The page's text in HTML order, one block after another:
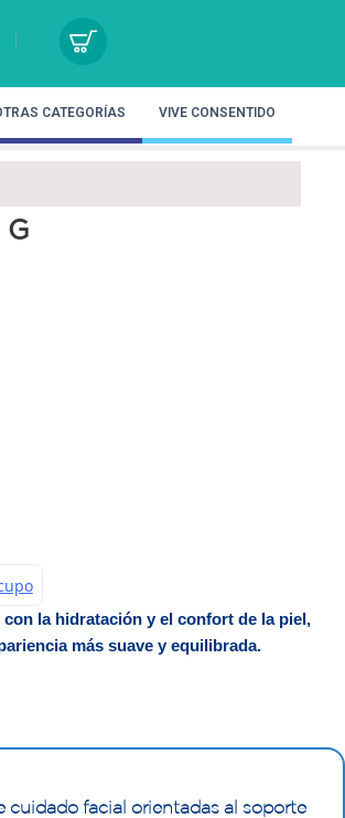
CATEGORÍAS VIVE CONSENTIDO
la hidratación y el confort de la piel,
más suave y equilibrada.
cuidado facial orientadas al soporte